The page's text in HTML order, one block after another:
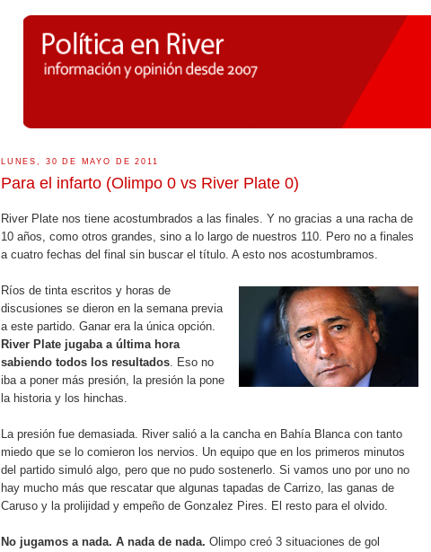
LUNES, 30 DE MAYO DE 2011
Para el infarto (Olimpo 0 vs River Plate 0)
River Plate nos tiene acostumbrados a las finales. Y no gracias a una racha de
10 años, como otros grandes, sino a lo largo de nuestros 110. Pero no a finales
a cuatro fechas del final sin buscar el título. A esto nos acostumbramos.
Ríos de tinta escritos y horas de
discusiones se dieron en la semana previa
a este partido. Ganar era la única opción.
River Plate jugaba a última hora
sabiendo todos los resultados. Eso no
iba a poner más presión, la presión la pone
la historia y los hinchas.
La presión fue demasiada. River salió a la cancha en Bahía Blanca con tanto
miedo que se lo comieron los nervios. Un equipo que en los primeros minutos
del partido simuló algo, pero que no pudo sostenerlo. Si vamos uno por uno no
hay mucho más que rescatar que algunas tapadas de Carrizo, las ganas de
Caruso y la prolijidad y empeño de Gonzalez Pires. El resto para el olvido.
No jugamos a nada. A nada de nada. Olimpo creó 3 situaciones de gol